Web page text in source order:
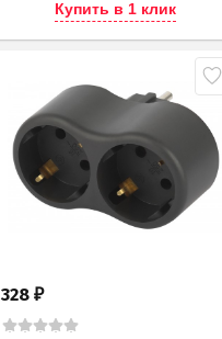
Купить в 1 клик
328₽